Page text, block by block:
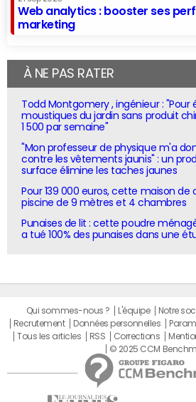
Web analytics : booster ses
marketing
À NE PAS RATER
Todd Montgomery , ingénieur : "Pour
moustiques du jardin sans produit
1 500 par semaine"
"Mon professeur de physique m'a
contre les vêtements jaunis" : un
surface élimine les taches jaunes
Pour 139 000 euros, cette maison
piscine de 9 mètres et 4 chambres
Punaises de lit : cette poudre
a tué 100% des punaises dans une
Qui sommes-nous ? L'équipe Notre
Recrutement
Données personnelles
Tous les articles
RSS Corrections
© 2025 CCM